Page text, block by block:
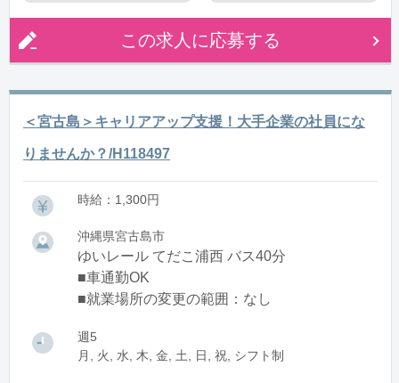
この求人に応募する
＜宮古島＞キャリアアップ支援！大手企業の社員にな
りませんか？/H118497
時給：1,300円
沖縄県宮古島市
ゆいレール てだこ浦西 バス40分
■車通勤OK
■就業場所の変更の範囲：なし
週5
月, 火, 水, 木, 金, 土, 日, 祝, シフト制